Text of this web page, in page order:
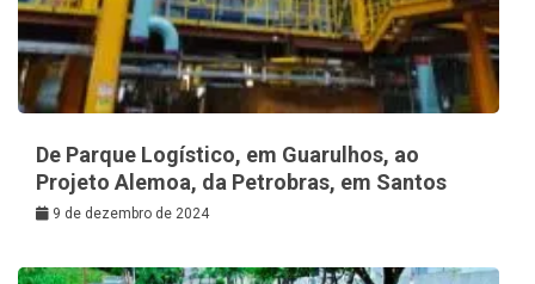
De Parque Logístico, em Guarulhos, ao
Projeto Alemoa, da Petrobras, em Santos
9 de dezembro de 2024